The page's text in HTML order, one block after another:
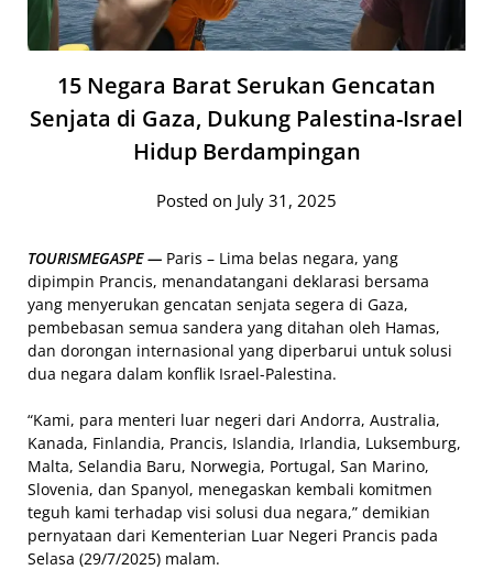
15 Negara Barat Serukan Gencatan
Senjata di Gaza, Dukung Palestina-Israel
Hidup Berdampingan
Posted on July 31, 2025
TOURISMEGASPE — Paris – Lima belas negara, yang
dipimpin Prancis, menandatangani deklarasi bersama
yang menyerukan gencatan senjata segera di Gaza,
pembebasan semua sandera yang ditahan oleh Hamas,
dan dorongan internasional yang diperbarui untuk solusi
dua negara dalam konflik Israel-Palestina.
“Kami, para menteri luar negeri dari Andorra, Australia,
Kanada, Finlandia, Prancis, Islandia, Irlandia, Luksemburg,
Malta, Selandia Baru, Norwegia, Portugal, San Marino,
Slovenia, dan Spanyol, menegaskan kembali komitmen
teguh kami terhadap visi solusi dua negara,” demikian
pernyataan dari Kementerian Luar Negeri Prancis pada
Selasa (29/7/2025) malam.